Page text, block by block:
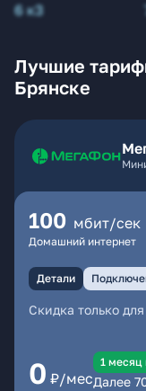
6 к3
Лучшие
Брянске
100 мбит/сек
Домашний интернет
Детали
Скидка только
0 ₽/мес
1 месяц
Далее